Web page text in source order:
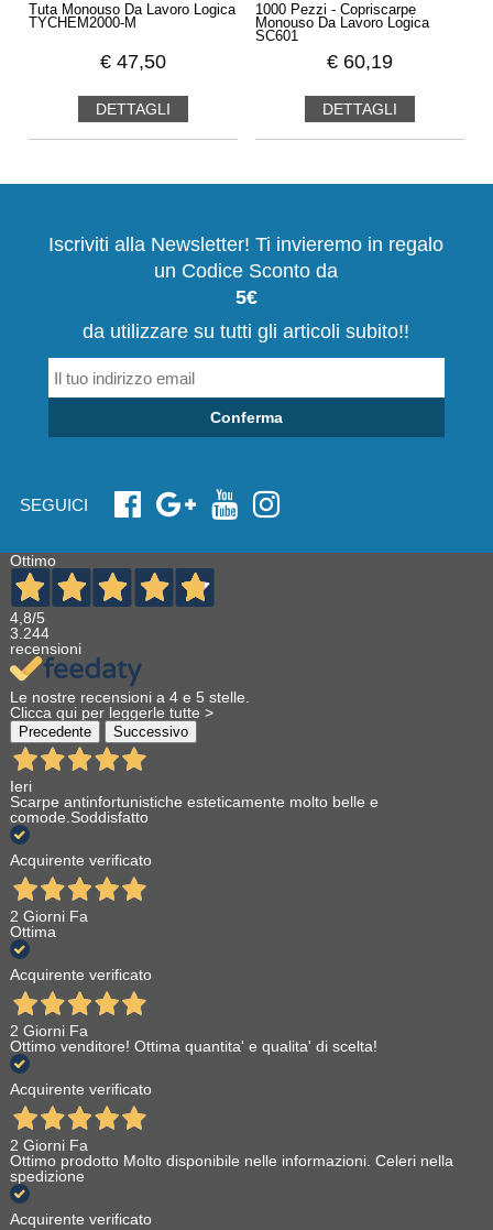
Tuta Monouso Da Lavoro Logica
TYCHEM2000-M
€ 47,50
DETTAGLI
1000 Pezzi - Copriscarpe
Monouso Da Lavoro Logica
SC601
€ 60,19
DETTAGLI
Iscriviti alla Newsletter! Ti invieremo in regalo
un Codice Sconto da
5€
da utilizzare su tutti gli articoli subito!!
Conferma
SEGUICI
Ottimo
4,8/5
3.244
recensioni
Le nostre recensioni a 4 e 5 stelle.
Clicca qui per leggerle tutte >
Precedente Successivo
Ieri
Scarpe antinfortunistiche esteticamente molto belle e
comode.Soddisfatto
Acquirente verificato
2 Giorni Fa
Ottima
Acquirente verificato
2 Giorni Fa
Ottimo venditore! Ottima quantita' e qualita' di scelta!
Acquirente verificato
2 Giorni Fa
Ottimo prodotto Molto disponibile nelle informazioni. Celeri nella
spedizione
Acquirente verificato